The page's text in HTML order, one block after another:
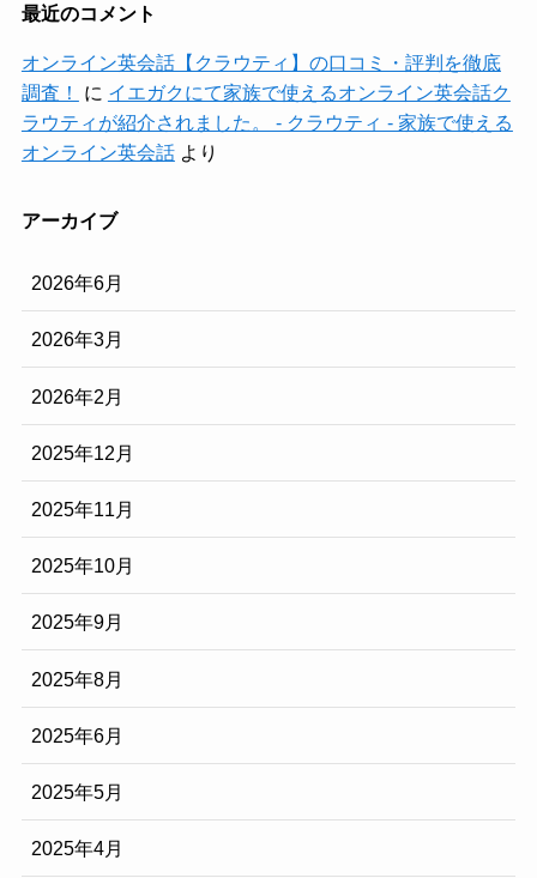
最近のコメント
オンライン英会話【クラウティ】の口コミ・評判を徹底
調査！
に イエガクにて家族で使えるオンライン英会話ク
ラウティが紹介されました。 - クラウティ - 家族で使える
オンライン英会話より
アーカイブ
2026年6月
2026年3月
2026年2月
2025年12月
2025年11月
2025年10月
2025年9月
2025年8月
2025年6月
2025年5月
2025年4月